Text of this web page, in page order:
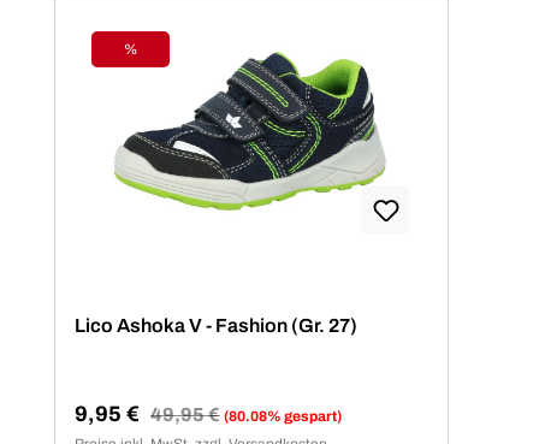
Rabatt
%
Lico Ashoka V - Fashion (Gr. 27)
Verkaufspreis:
9,95 € Regulärer Preis:
49,95 € (80.08% gespart)